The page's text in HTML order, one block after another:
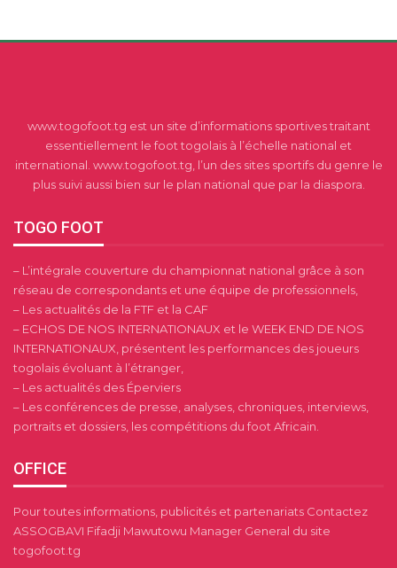
www.togofoot.tg est un site d’informations sportives traitant
essentiellement le foot togolais à l’échelle national et
international. www.togofoot.tg, l’un des sites sportifs du genre le
plus suivi aussi bien sur le plan national que par la diaspora.
TOGO FOOT
– L’intégrale couverture du championnat national grâce à son
réseau de correspondants et une équipe de professionnels,
– Les actualités de la FTF et la CAF
– ECHOS DE NOS INTERNATIONAUX et le WEEK END DE NOS
INTERNATIONAUX, présentent les performances des joueurs
togolais évoluant à l’étranger,
– Les actualités des Éperviers
– Les conférences de presse, analyses, chroniques, interviews,
portraits et dossiers, les compétitions du foot Africain.
OFFICE
Pour toutes informations, publicités et partenariats Contactez
ASSOGBAVI Fifadji Mawutowu Manager General du site
togofoot.tg